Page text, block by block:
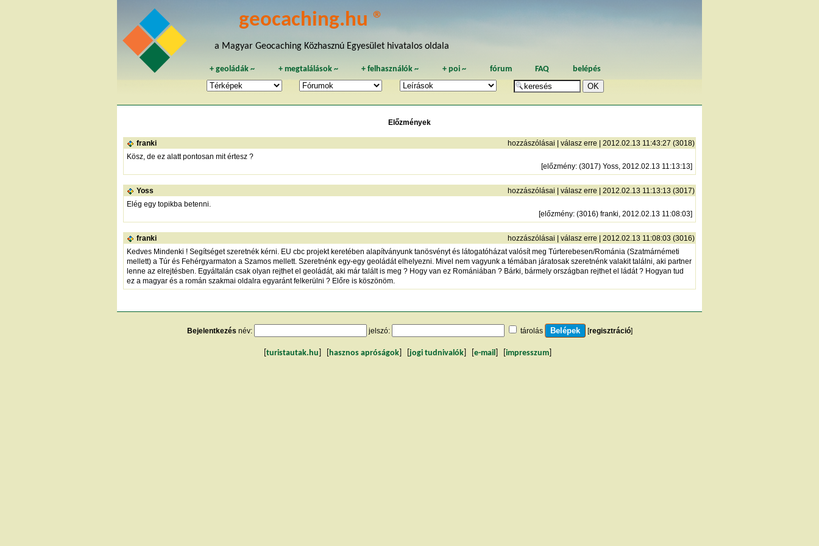
geocaching.hu ®
a Magyar Geocaching Közhasznú Egyesület hivatalos oldala
+geoládák ~ + megtalálások~ +felhasználók ~ + poi~ fórum FAQ belépés
Előzmények
franki hozzászólásai válasz erre | 2012.02.13 11:43:27 (3018)
Kösz, de ez alatt pontosan mit értesz ?
[előzmény: (3017) Yoss, 2012.02.13 11:13:13]
Yoss hozzászólásai válasz erre | 2012.02.13 11:13:13 (3017)
Elég egy topikba betenni.
[előzmény: (3016) franki, 2012.02.13 11:08:03]
franki hozzászólásai válasz erre | 2012.02.13 11:08:03 (3016)
Kedves Mindenki ! Segítséget szeretnék kérni. EU cbc projekt keretében alapítványunk tanösvényt és látogatóházat valósít meg Túrterebesen/Románia (Szatmárnémeti
mellett) a Túr és Fehérgyarmaton a Szamos mellett. Szeretnénk egy-egy geoládát elhelyezni. Mivel nem vagyunk a témában járatosak szeretnénk valakit találni, aki partner
lenne az elrejtésben. Egyáltalán csak olyan rejthet el geoládát, aki már talált is meg ? Hogy van ez Romániában ? Bárki, bármely országban rejthet el ládát ? Hogyan tud
ez a magyar és a román szakmai oldalra egyaránt felkerülni ? Előre is köszönöm.
Bejelentkezés név: jelszó: tárolás [regisztráció]
turistautak.hu hasznos apróságok jogi tudnivalók e-mail impresszum